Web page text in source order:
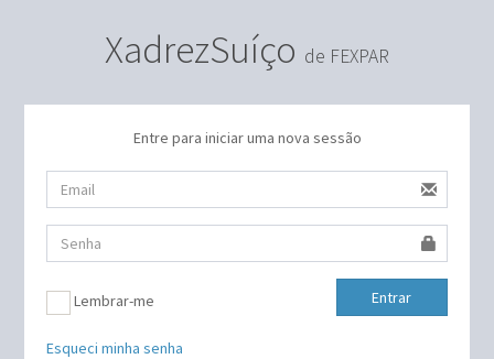
XadrezSuíço de FEXPAR
Entre para iniciar uma nova sessão
Lembrar-me Entrar
Esqueci minha senha